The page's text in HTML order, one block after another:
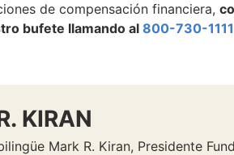
de compensación financiera,
bufete llamando al 800-730-1111
KIRAN
Mark R. Kiran, Presidente